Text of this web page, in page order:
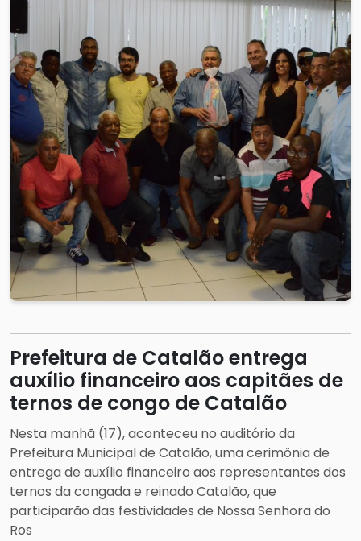
Prefeitura de Catalão entrega
auxílio financeiro aos capitães de
ternos de congo de Catalão
Nesta manhã (17), aconteceu no auditório da
Prefeitura Municipal de Catalão, uma cerimônia de
entrega de auxílio financeiro aos representantes dos
ternos da congada e reinado Catalão, que
participarão das festividades de Nossa Senhora do
Ros